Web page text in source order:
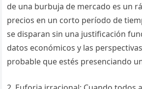
de una burbuja de mercado es un
precios en un corto período de
se disparan sin una justificación
datos económicos y las
probable que estés presenciando